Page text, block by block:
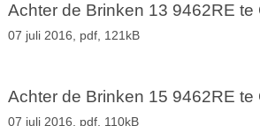
Achter de Brinken 13 9462RE te
07 juli 2016, pdf, 121kB
Achter de Brinken 15 9462RE te
07 juli 2016, pdf, 110kB